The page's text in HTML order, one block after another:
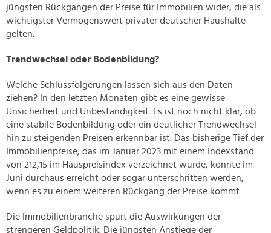
jüngsten Rückgängen der Preise für Immobilien wider, die als
wichtigster Vermögenswert privater deutscher Haushalte
gelten.
Trendwechsel oder Bodenbildung?
Welche Schlussfolgerungen lassen sich aus den Daten
ziehen? In den letzten Monaten gibt es eine gewisse
Unsicherheit und Unbeständigkeit. Es ist noch nicht klar, ob
eine stabile Bodenbildung oder ein deutlicher Trendwechsel
hin zu steigenden Preisen erkennbar ist. Das bisherige Tief der
Immobilienpreise, das im Januar 2023 mit einem Indexstand
von 212,15 im Hauspreisindex verzeichnet wurde, könnte im
Juni durchaus erreicht oder sogar unterschritten werden,
wenn es zu einem weiteren Rückgang der Preise kommt.
Die Immobilienbranche spürt die Auswirkungen der
strengeren Geldpolitik. Die jüngsten Anstiege der